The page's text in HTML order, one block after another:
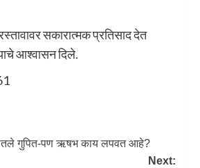
सकारात्मक प्रतिसाद देत
आश्वासन दिले.
गुपित-पण ऋषभ काय लपवत आहे?
Next: